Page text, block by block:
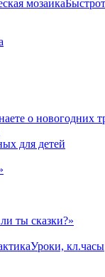
мозаика
о новогодних
для детей
ты сказки?»
Уроки, кл.часы